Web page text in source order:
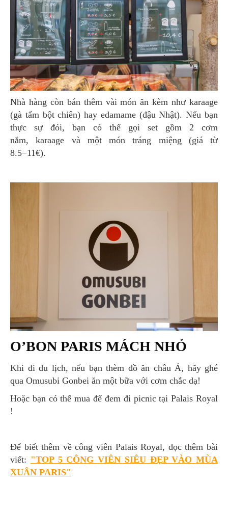
Nhà hàng còn bán thêm vài món ăn kèm như karaage
(gà tẩm bột chiên) hay edamame (đậu Nhật). Nếu bạn
thực sự đói, bạn có thể gọi set gồm 2 cơm
nắm, karaage và một món tráng miệng (giá từ
8.5−11€).
O’BON PARIS MÁCH NHỎ
Khi đi du lịch, nếu bạn thèm đồ ăn châu Á, hãy ghé
qua Omusubi Gonbei ăn một bữa với cơm chắc dạ!
Hoặc bạn có thể mua để đem đi picnic tại Palais Royal
!
Để biết thêm về công viên Palais Royal, đọc thêm bài
viết: "TOP 5 CÔNG VIÊN SIÊU ĐẸP VÀO MÙA
XUÂN PARIS"